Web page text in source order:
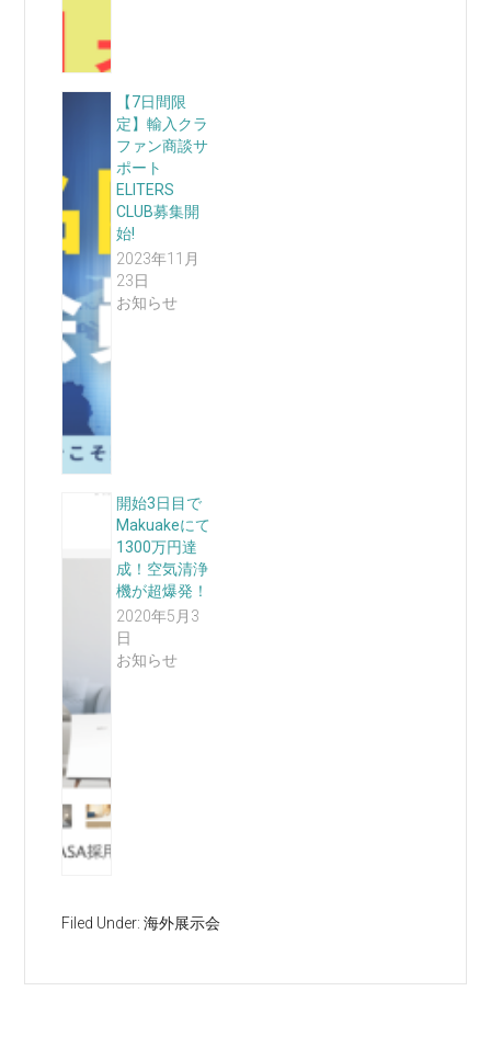
【7日間限
定】輸入クラ
ファン商談サ
ポート
ELITERS
CLUB募集開
始!
2023年11月
23日
お知らせ
開始3日目で
Makuakeにて
1300万円達
成！空気清浄
機が超爆発！
2020年5月3
日
お知らせ
Filed Under:海外展示会